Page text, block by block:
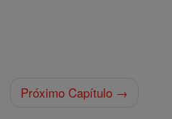
Próximo Capítulo →